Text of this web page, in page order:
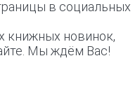
в социальных
книжных новинок,
Мы ждём Вас!